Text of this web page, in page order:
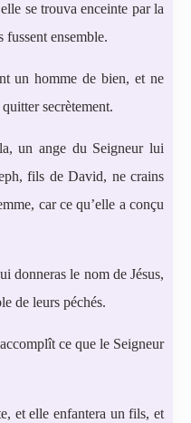
se trouva enceinte par la
ensemble.
un homme de bien, et ne
secrètement.
un ange du Seigneur lui
fils de David, ne crains
car ce qu’elle a conçu
donneras le nom de Jésus,
de leurs péchés.
ce que le Seigneur
et elle enfantera un fils, et